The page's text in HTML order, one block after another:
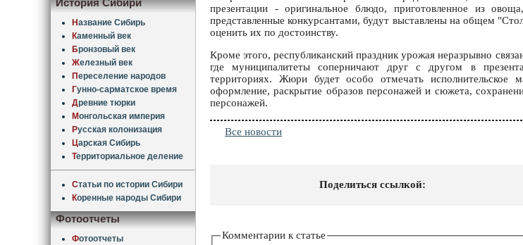
История Сибири
Название Сибирь
Каменный век
Бронзовый век
Железный век
Переселение народов
Гунно-сарматское время
Древние тюрки
Монгольская империя
Русская колонизация
Царская Сибирь
Территориальное деление
Статьи по истории Сибири
Коренные народы Сибири
Фотоотчеты
Фотоотчеты
презентации - оригинальное блюдо, приготовленное из
представленные конкурсантами, будут выставлены на общем
оценить их по достоинству.
Кроме этого, республиканский праздник урожая неразрывно
где муниципалитеты соперничают друг с другом в
территориях. Жюри будет особо отмечать исполнительское
оформление, раскрытие образов персонажей и сюжета,
персонажей.
Все новости
Поделиться ссылкой:
Комментарии к статье